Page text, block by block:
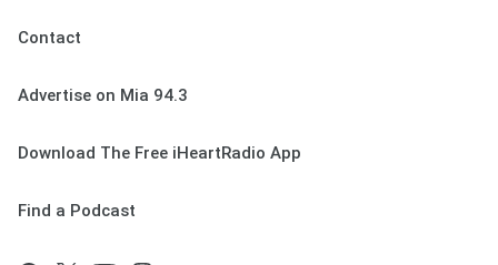
Contact
Advertise on Mia 94.3
Download The Free iHeartRadio App
Find a Podcast